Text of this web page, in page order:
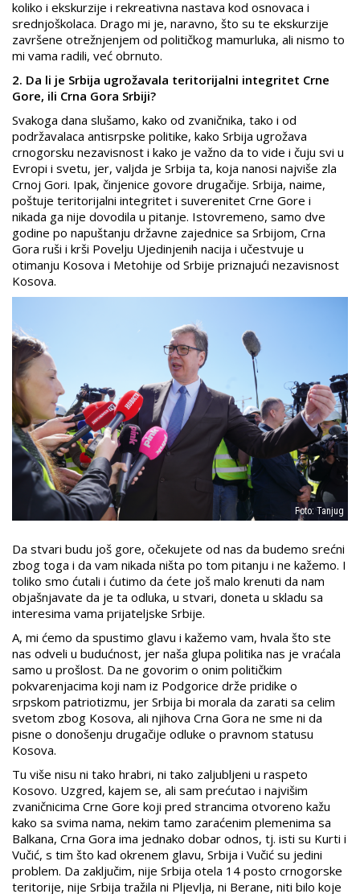
koliko i ekskurzije i rekreativna nastava kod osnovaca i
srednjoškolaca. Drago mi je, naravno, što su te ekskurzije
završene otrežnjenjem od političkog mamurluka, ali nismo to
mi vama radili, već obrnuto.
2. Da li je Srbija ugrožavala teritorijalni integritet Crne
Gore, ili Crna Gora Srbiji?
Svakoga dana slušamo, kako od zvaničnika, tako i od
podržavalaca antisrpske politike, kako Srbija ugrožava
crnogorsku nezavisnost i kako je važno da to vide i čuju svi u
Evropi i svetu, jer, valjda je Srbija ta, koja nanosi najviše zla
Crnoj Gori. Ipak, činjenice govore drugačije. Srbija, naime,
poštuje teritorijalni integritet i suverenitet Crne Gore i
nikada ga nije dovodila u pitanje. Istovremeno, samo dve
godine po napuštanju državne zajednice sa Srbijom, Crna
Gora ruši i krši Povelju Ujedinjenih nacija i učestvuje u
otimanju Kosova i Metohije od Srbije priznajući nezavisnost
Kosova.
Foto: Tanjug
Da stvari budu još gore, očekujete od nas da budemo srećni
zbog toga i da vam nikada ništa po tom pitanju i ne kažemo. I
toliko smo ćutali i ćutimo da ćete još malo krenuti da nam
objašnjavate da je ta odluka, u stvari, doneta u skladu sa
interesima vama prijateljske Srbije.
A, mi ćemo da spustimo glavu i kažemo vam, hvala što ste
nas odveli u budućnost, jer naša glupa politika nas je vraćala
samo u prošlost. Da ne govorim o onim političkim
pokvarenjacima koji nam iz Podgorice drže pridike o
srpskom patriotizmu, jer Srbija bi morala da zarati sa celim
svetom zbog Kosova, ali njihova Crna Gora ne sme ni da
pisne o donošenju drugačije odluke o pravnom statusu
Kosova.
Tu više nisu ni tako hrabri, ni tako zaljubljeni u raspeto
Kosovo. Uzgred, kajem se, ali sam prećutao i najvišim
zvaničnicima Crne Gore koji pred strancima otvoreno kažu
kako sa svima nama, nekim tamo zaraćenim plemenima sa
Balkana, Crna Gora ima jednako dobar odnos, tj. isti su Kurti i
Vučić, s tim što kad okrenem glavu, Srbija i Vučić su jedini
problem. Da zaključim, nije Srbija otela 14 posto crnogorske
teritorije, nije Srbija tražila ni Pljevlja, ni Berane, niti bilo koje